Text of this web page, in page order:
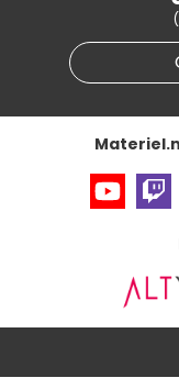
Données
Gérer vos cookies
Accessibilité : non